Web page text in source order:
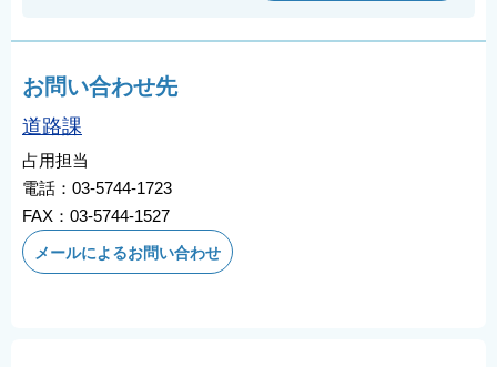
お問い合わせ先
道路課
占用担当
電話：03-5744-1723
FAX：03-5744-1527
メールによるお問い合わせ